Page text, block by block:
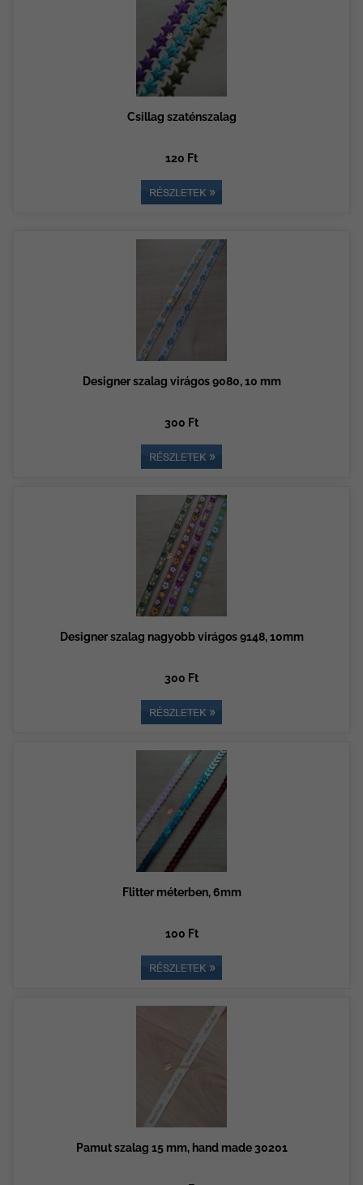
Csillag szaténszalag
120 Ft
Designer szalag virágos 9080, 10 mm
300 Ft
Designer szalag nagyobb virágos 9148, 10mm
300 Ft
Flitter méterben, 6mm
100 Ft
Pamut szalag 15 mm, hand made 30201